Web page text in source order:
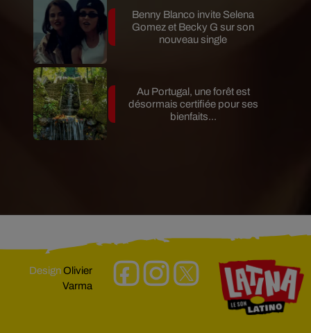
Benny Blanco invite Selena
Gomez et Becky G sur son
nouveau single
Au Portugal, une forêt est
désormais certifiée pour ses
bienfaits...
DesignOlivier
Varma